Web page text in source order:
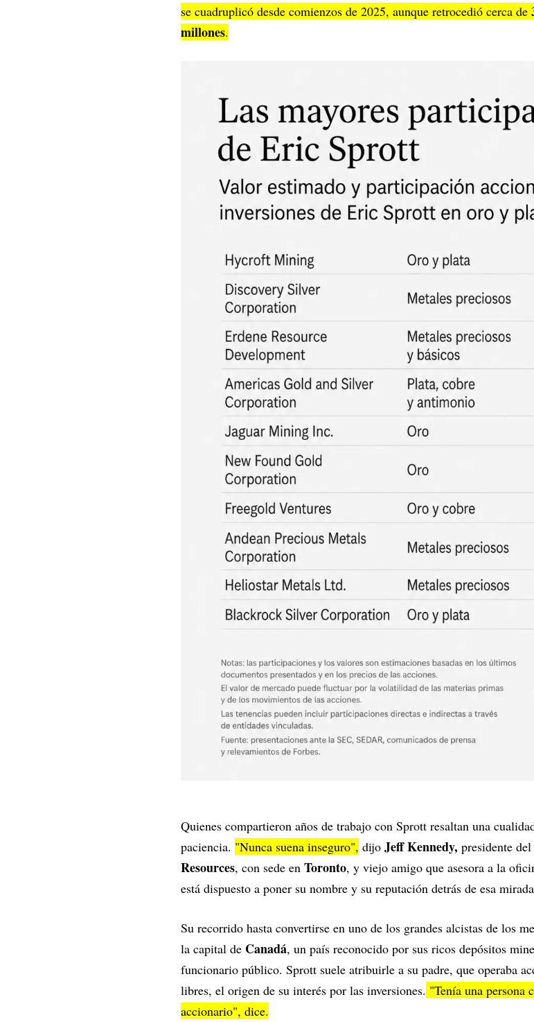
se cuadruplicó desde comienzos de 2025, aunque retrocedió cerca de
millones.
Quienes compartieron años de trabajo con Sprott resaltan una
paciencia. "Nunca suena inseguro", dijo Jeff Kennedy, presidente
Resources, con sede en Toronto, y viejo amigo que asesora a la
está dispuesto a poner su nombre y su reputación detrás de esa
Su recorrido hasta convertirse en uno de los grandes alcistas de los
la capital de Canadá, un país reconocido por sus ricos depósitos
funcionario público. Sprott suele atribuirle a su padre, que operaba
libres, el origen de su interés por las inversiones. "Tenía una persona
accionario", dice.